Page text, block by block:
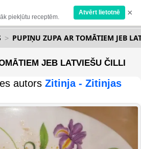
piekļūtu receptēm.
Atvērt lietotnē ×
PUPIŅU ZUPA AR TOMĀTIEM JEB
JEB LATVIEŠU ČILLI
autors Zitinja - Zitinjas